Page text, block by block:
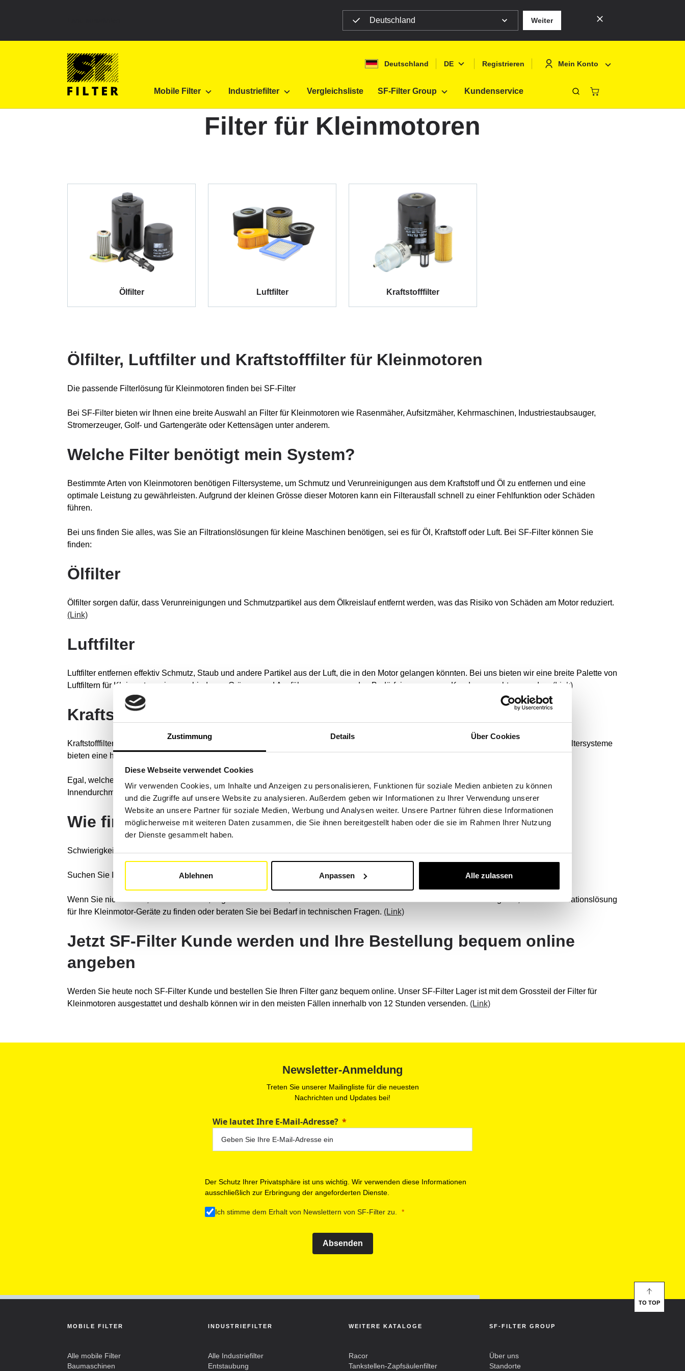
Zustimmung Details Über Cookies
Diese Webseite verwendet Cookies
Wir verwenden Cookies, um Inhalte und Anzeigen zu personalisieren, Funktionen für soziale Medien anbieten zu können
und die Zugriffe auf unsere Website zu analysieren. Außerdem geben wir Informationen zu Ihrer Verwendung unserer
Website an unsere Partner für soziale Medien, Werbung und Analysen weiter. Unsere Partner führen diese Informationen
möglicherweise mit weiteren Daten zusammen, die Sie ihnen bereitgestellt haben oder die sie im Rahmen Ihrer Nutzung
der Dienste gesammelt haben.
Ablehnen Anpassen Alle zulassen
Deutschland Weiter
Deutschland DE
Polski
Registrieren Mein Konto
Mobile Filter Industriefilter Vergleichsliste SF-Filter Group Kundenservice
SF Filter Homepage
Filter für Kleinmotoren
Ölfilter Luftfilter Kraftstofffilter
Ölfilter, Luftfilter und Kraftstofffilter für Kleinmotoren
Die passende Filterlösung für Kleinmotoren finden bei SF-Filter
Bei SF-Filter bieten wir Ihnen eine breite Auswahl an Filter für Kleinmotoren wie Rasenmäher, Aufsitzmäher, Kehrmaschinen, Industriestaubsauger,
Stromerzeuger, Golf- und Gartengeräte oder Kettensägen unter anderem.
Welche Filter benötigt mein System?
Bestimmte Arten von Kleinmotoren benötigen Filtersysteme, um Schmutz und Verunreinigungen aus dem Kraftstoff und Öl zu entfernen und eine
optimale Leistung zu gewährleisten. Aufgrund der kleinen Grösse dieser Motoren kann ein Filterausfall schnell zu einer Fehlfunktion oder Schäden
führen.
Bei uns finden Sie alles, was Sie an Filtrationslösungen für kleine Maschinen benötigen, sei es für Öl, Kraftstoff oder Luft. Bei SF-Filter können Sie
finden:
Ölfilter
Ölfilter sorgen dafür, dass Verunreinigungen und Schmutzpartikel aus dem Ölkreislauf entfernt werden, was das Risiko von Schäden am Motor reduziert.
(Link)
Luftfilter
Luftfilter entfernen effektiv Schmutz, Staub und andere Partikel aus der Luft, die in den Motor gelangen könnten. Bei uns bieten wir eine breite Palette von
Luftfiltern für Kleinmotoren in verschiedenen Grössen und Ausführungen an, um den Bedürfnissen unserer Kunden gerecht zu werden.
(Link)
Kraftstofffilter
Kraftstofffilter für Kleinmotoren sind von entscheidender Bedeutung, um den Motor vor Verunreinigungen im Kraftstoff zu schützen. Unsere Filtersysteme
bieten eine hohe Filtrationsleistung und helfen dabei, den Motor effizient und reibungslos laufen zu lassen.
Egal, welche Grösse Sie benötigen, unser Katalog bietet Filtersysteme in verschiedenen Grössen wie Höhe, Aussendurchmesser, Länge,
Innendurchmesser, Gewinde oder Breite. Verlassen Sie sich auf unsere Filter und halten Sie Ihre Kleinmotoren in einwandfreiem Zustand.
Wie finde ich meine Filter für Kleinmotoren?
Schwierigkeiten gibt es bei uns nicht – wir machen es leicht!
Suchen Sie Ihren Filtrationsprodukt für Kleinmotoren nach Referenznummern in unserer Suchmaschine
Wenn Sie nicht finden, was Sie suchen, zögern Sie bitte nicht, unseren Kundendienst zu kontaktieren. Wir helfen Ihnen gerne, die beste Filtrationslösung
für Ihre Kleinmotor-Geräte zu finden oder beraten Sie bei Bedarf in technischen Fragen. (Link)
Jetzt SF-Filter Kunde werden und Ihre Bestellung bequem online
angeben
Werden Sie heute noch SF-Filter Kunde und bestellen Sie Ihren Filter ganz bequem online. Unser SF-Filter Lager ist mit dem Grossteil der Filter für
Kleinmotoren ausgestattet und deshalb können wir in den meisten Fällen innerhalb von 12 Stunden versenden. (Link)
Newsletter-Anmeldung
Treten Sie unserer Mailingliste für die neuesten
Nachrichten und Updates bei!
Wie lautet Ihre E-Mail-Adresse?
Der Schutz Ihrer Privatsphäre ist uns wichtig. Wir verwenden diese Informationen
ausschließlich zur Erbringung der angeforderten Dienste.
Ich stimme dem Erhalt von Newslettern von SF-Filter zu.
Absenden
MOBILE FILTER
Alle mobile Filter
Baumaschinen
INDUSTRIEFILTER
Alle Industriefilter
Entstaubung
WEITERE KATALOGE
Racor
Tankstellen-Zapfsäulenfilter
SF-FILTER GROUP
Über uns
Standorte
TO TOP